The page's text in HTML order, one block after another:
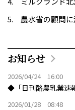
農水省の顧問
お知らせ
2026/04/24 16:00
◆「日刊酪農乳業速
2026/01/28 08:48